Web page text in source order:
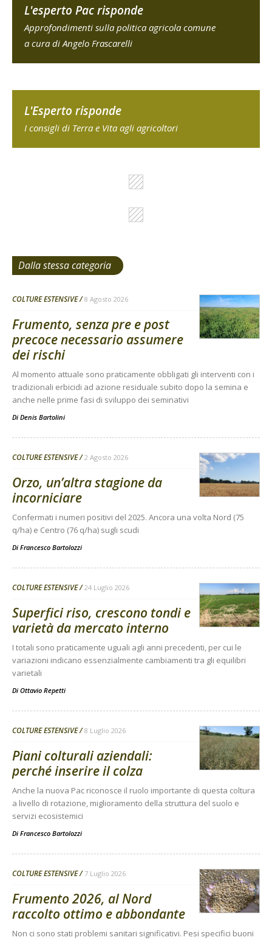
L'esperto Pac risponde
Approfondimenti sulla politica agricola comune
a cura di Angelo Frascarelli
L'Esperto risponde
I consigli di Terra e Vita agli agricoltori
Dalla stessa categoria
COLTURE ESTENSIVE 8 Agosto 2026
Frumento, senza pre e post
precoce necessario assumere
dei rischi
Al momento attuale sono praticamente obbligati gli interventi con i
tradizionali erbicidi ad azione residuale subito dopo la semina e
anche nelle prime fasi di sviluppo dei seminativi
Di Denis Bartolini
COLTURE ESTENSIVE 2 Agosto 2026
Orzo, un’altra stagione da
incorniciare
Confermati i numeri positivi del 2025. Ancora una volta Nord (75
q/ha) e Centro (76 q/ha) sugli scudi
Di Francesco Bartolozzi
COLTURE ESTENSIVE 24 Luglio 2026
Superfici riso, crescono tondi e
varietà da mercato interno
I totali sono praticamente uguali agli anni precedenti, per cui le
variazioni indicano essenzialmente cambiamenti tra gli equilibri
varietali
Di Ottavio Repetti
COLTURE ESTENSIVE 8 Luglio 2026
Piani colturali aziendali:
perché inserire il colza
Anche la nuova Pac riconosce il ruolo importante di questa coltura
a livello di rotazione, miglioramento della struttura del suolo e
servizi ecosistemici
Di Francesco Bartolozzi
COLTURE ESTENSIVE 7 Luglio 2026
Frumento 2026, al Nord
raccolto ottimo e abbondante
Non ci sono stati problemi sanitari significativi. Pesi specifici buoni